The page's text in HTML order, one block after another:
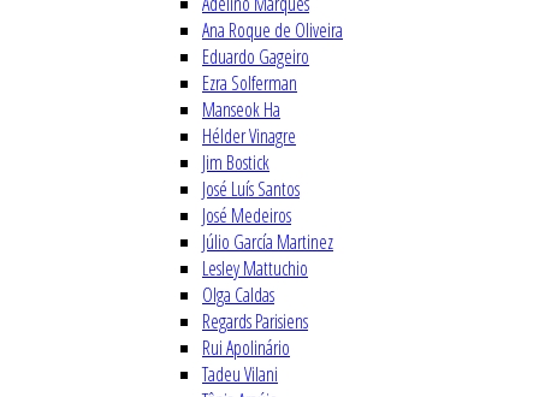
Ana Roque de Oliveira
Eduardo Gageiro
Ezra Solferman
Manseok Ha
Hélder Vinagre
Jim Bostick
José Luís Santos
José Medeiros
Júlio García Martinez
Lesley Mattuchio
Olga Caldas
Regards Parisiens
Rui Apolinário
Tadeu Vilani